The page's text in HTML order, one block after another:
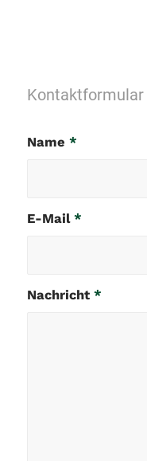
Kontaktformular
Name *
E-Mail *
Nachricht *